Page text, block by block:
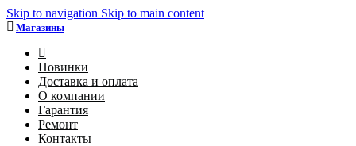
Skip to navigation Skip to main content
Магазины
Новинки
Доставка и оплата
О компании
Гарантия
Ремонт
Контакты